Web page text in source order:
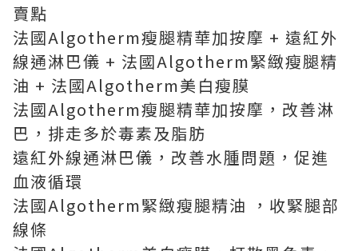
賣點
法國Algotherm瘦腿精華加按摩 + 遠紅外
線通淋巴儀 + 法國Algotherm緊緻瘦腿精
油 + 法國Algotherm美白瘦膜
法國Algotherm瘦腿精華加按摩，改善淋
巴，排走多於毒素及脂肪
遠紅外線通淋巴儀，改善水腫問題，促進
血液循環
法國Algotherm緊緻瘦腿精油 ，收緊腿部
線條